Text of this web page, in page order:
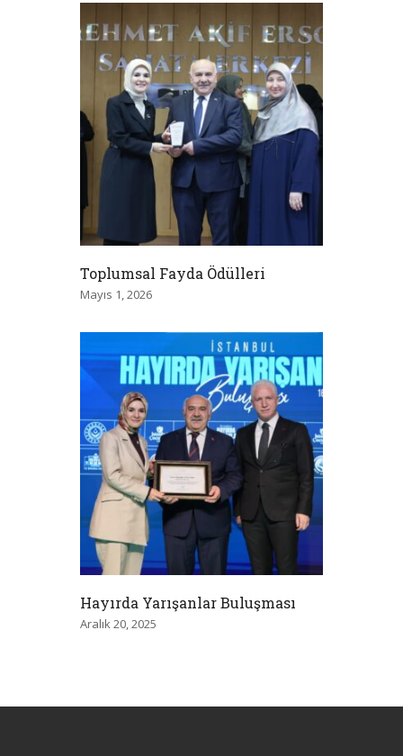
Toplumsal Fayda Ödülleri
Mayıs 1, 2026
Hayırda Yarışanlar Buluşması
Aralık 20, 2025